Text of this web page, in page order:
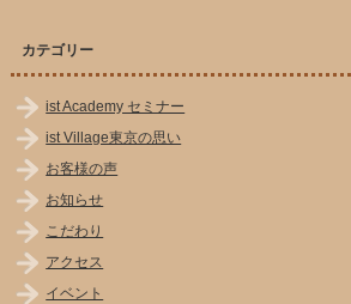
カテゴリー
ist Academy セミナー
ist Village東京の思い
お客様の声
お知らせ
こだわり
アクセス
イベント